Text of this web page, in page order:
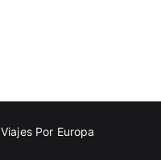
Viajes Por Europa